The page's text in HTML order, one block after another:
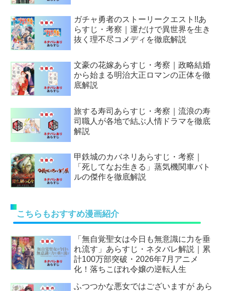
ガチャ勇者のストーリークエスト!!あ
らすじ・考察｜運だけで異世界を生き
抜く理不尽コメディを徹底解説
文豪の花嫁あらすじ・考察｜政略結婚
から始まる明治大正ロマンの正体を徹
底解説
旅する寿司あらすじ・考察｜流浪の寿
司職人が各地で結ぶ人情ドラマを徹底
解説
甲鉄城のカバネリあらすじ・考察｜
「死してなお生きる」蒸気機関車バト
ルの傑作を徹底解説
こちらもおすすめ漫画紹介
「無自覚聖女は今日も無意識に力を垂
れ流す」あらすじ・ネタバレ解説｜累
計100万部突破・2026年7月アニメ
化！落ちこぼれ令嬢の逆転人生
ふつつかな悪女ではございますが あら